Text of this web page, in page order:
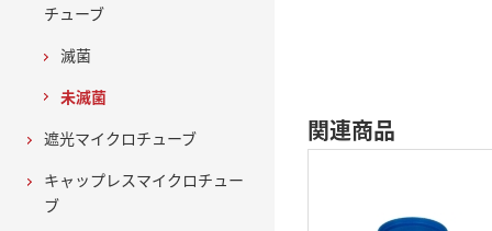
関連商品
チューブ
滅菌
未滅菌
遮光マイクロチューブ
キャップレスマイクロチュー
ブ